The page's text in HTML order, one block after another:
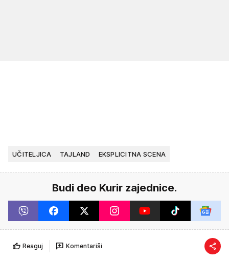
UČITELJICA TAJLAND EKSPLICITNA SCENA
Budi deo Kurir zajednice.
Reaguj Komentariši